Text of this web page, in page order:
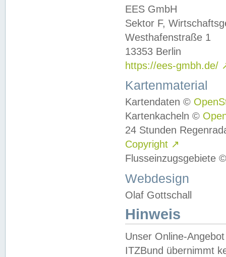
EES GmbH
Sektor F,
Westhafenstraße 1
13353 Berlin
https://ees-gmbh.de/
Kartenmaterial
Kartendaten ©
Kartenkacheln ©
24 Stunden
Copyright ↗
Flusseinzugsgebiete
Webdesign
Olaf Gottschall
Hinweis
Unser Online-
ITZBund übernimmt